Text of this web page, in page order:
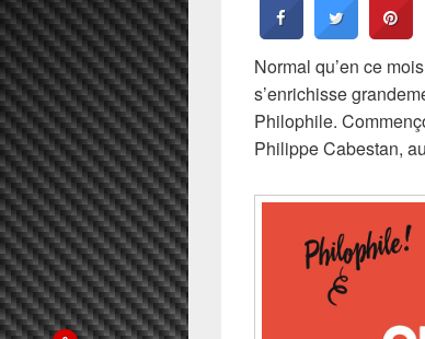
Normal qu’en ce
s’enrichisse
Philophile.
Philippe Cabestan,